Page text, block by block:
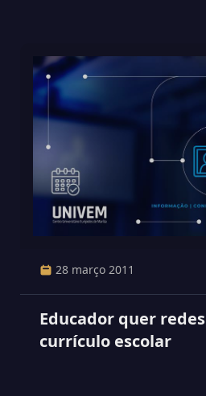
28 março 2011
Educador quer
currículo escolar